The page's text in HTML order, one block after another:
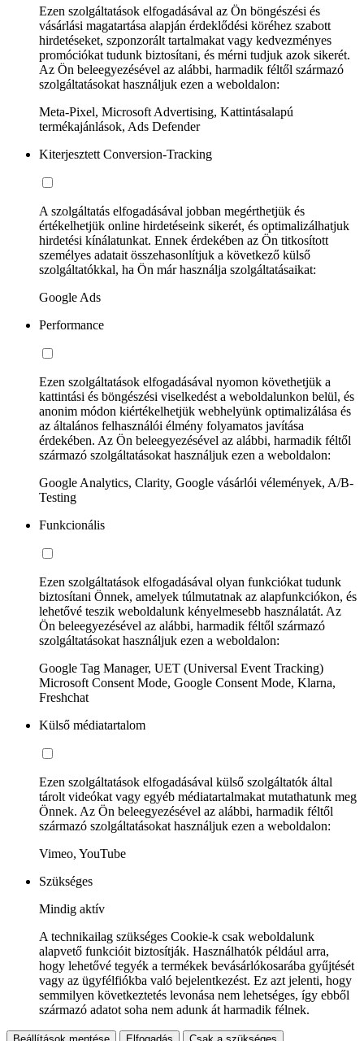
Ezen szolgáltatások elfogadásával az Ön böngészési és
vásárlási magatartása alapján érdeklődési köréhez szabott
hirdetéseket, szponzorált tartalmakat vagy kedvezményes
promóciókat tudunk biztosítani, és mérni tudjuk azok sikerét.
Az Ön beleegyezésével az alábbi, harmadik féltől származó
szolgáltatásokat használjuk ezen a weboldalon:
Meta-Pixel, Microsoft Advertising, Kattintásalapú
termékajánlások, Ads Defender
Kiterjesztett Conversion-Tracking
A szolgáltatás elfogadásával jobban megérthetjük és
értékelhetjük online hirdetéseink sikerét, és optimalizálhatjuk
hirdetési kínálatunkat. Ennek érdekében az Ön titkosított
személyes adatait összehasonlítjuk a következő külső
szolgáltatókkal, ha Ön már használja szolgáltatásaikat:
Google Ads
Performance
Ezen szolgáltatások elfogadásával nyomon követhetjük a
kattintási és böngészési viselkedést a weboldalunkon belül, és
anonim módon kiértékelhetjük webhelyünk optimalizálása és
az általános felhasználói élmény folyamatos javítása
érdekében. Az Ön beleegyezésével az alábbi, harmadik féltől
származó szolgáltatásokat használjuk ezen a weboldalon:
Google Analytics, Clarity, Google vásárlói vélemények, A/B-
Testing
Funkcionális
Ezen szolgáltatások elfogadásával olyan funkciókat tudunk
biztosítani Önnek, amelyek túlmutatnak az alapfunkciókon, és
lehetővé teszik weboldalunk kényelmesebb használatát. Az
Ön beleegyezésével az alábbi, harmadik féltől származó
szolgáltatásokat használjuk ezen a weboldalon:
Google Tag Manager, UET (Universal Event Tracking)
Microsoft Consent Mode, Google Consent Mode, Klarna,
Freshchat
Külső médiatartalom
Ezen szolgáltatások elfogadásával külső szolgáltatók által
tárolt videókat vagy egyéb médiatartalmakat mutathatunk meg
Önnek. Az Ön beleegyezésével az alábbi, harmadik féltől
származó szolgáltatásokat használjuk ezen a weboldalon:
Vimeo, YouTube
Szükséges
Mindig aktív
A technikailag szükséges Cookie-k csak weboldalunk
alapvető funkcióit biztosítják. Használhatók például arra,
hogy lehetővé tegyék a termékek bevásárlókosarába gyűjtését
vagy az ügyfélfiókba való bejelentkezést. Ez azt jelenti, hogy
semmilyen következtetés levonása nem lehetséges, így ebből
származó adatot soha nem adunk át harmadik félnek.